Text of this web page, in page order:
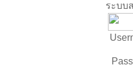
ระบบ